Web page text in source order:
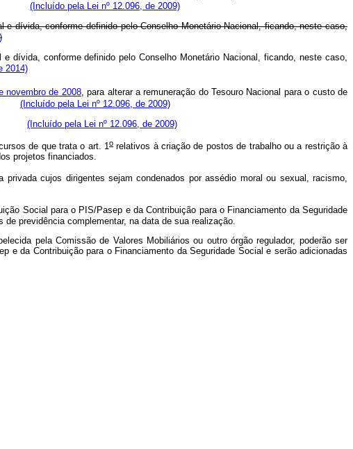
(Incluído pela Lei nº 12.096, de 2009)
dívida, conforme definido pelo Conselho Monetário Nacional, ficando, neste caso,
dívida, conforme definido pelo Conselho Monetário Nacional, ficando, neste caso,
2014)
novembro de 2008, para alterar a remuneração do Tesouro Nacional para o custo de
(Incluído pela Lei nº 12.096, de 2009)
(Incluído pela Lei nº 12.096, de 2009)
de que trata o art. 1o relativos à criação de postos de trabalho ou a restrição à
projetos financiados.
cujos dirigentes sejam condenados por assédio moral ou sexual, racismo,
Social para o PIS/Pasep e da Contribuição para o Financiamento da Seguridade
previdência complementar, na data de sua realização.
pela Comissão de Valores Mobiliários ou outro órgão regulador, poderão ser
da Contribuição para o Financiamento da Seguridade Social e serão adicionadas